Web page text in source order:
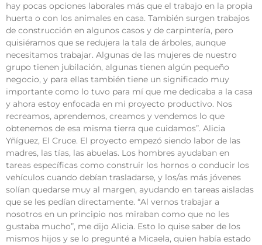
hay pocas opciones laborales más que el trabajo en la propia
huerta o con los animales en casa. También surgen trabajos
de construcción en algunos casos y de carpintería, pero
quisiéramos que se redujera la tala de árboles, aunque
necesitamos trabajar. Algunas de las mujeres de nuestro
grupo tienen jubilación, algunas tienen algún pequeño
negocio, y para ellas también tiene un significado muy
importante como lo tuvo para mí que me dedicaba a la casa
y ahora estoy enfocada en mi proyecto productivo. Nos
recreamos, aprendemos, creamos y vendemos lo que
obtenemos de esa misma tierra que cuidamos”. Alicia
Yñíguez, El Cruce. El proyecto empezó siendo labor de las
madres, las tías, las abuelas. Los hombres ayudaban en
tareas específicas como construir los hornos o conducir los
vehículos cuando debían trasladarse, y los/as más jóvenes
solían quedarse muy al margen, ayudando en tareas aisladas
que se les pedían directamente. “Al vernos trabajar a
nosotros en un principio nos miraban como que no les
gustaba mucho”, me dijo Alicia. Esto lo quise saber de los
mismos hijos y se lo pregunté a Micaela, quien había estado